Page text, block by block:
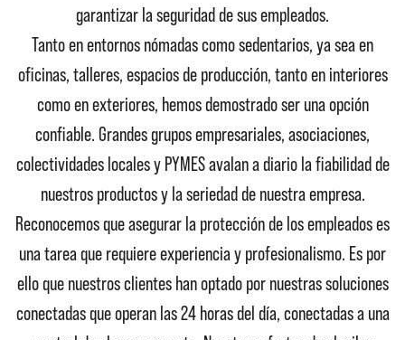
garantizar la seguridad de sus empleados.
Tanto en entornos nómadas como sedentarios, ya sea en
oficinas, talleres, espacios de producción, tanto en interiores
como en exteriores, hemos demostrado ser una opción
confiable. Grandes grupos empresariales, asociaciones,
colectividades locales y PYMES avalan a diario la fiabilidad de
nuestros productos y la seriedad de nuestra empresa.
Reconocemos que asegurar la protección de los empleados es
una tarea que requiere experiencia y profesionalismo. Es por
ello que nuestros clientes han optado por nuestras soluciones
conectadas que operan las 24 horas del día, conectadas a una